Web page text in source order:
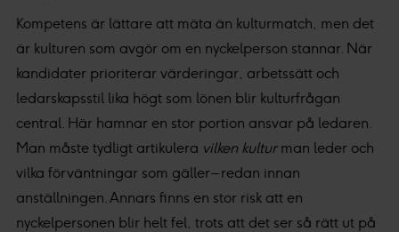
Kompetens är lättare att mäta än kulturmatch, men det
är kulturen som avgör om en nyckelperson stannar. När
kandidater prioriterar värderingar, arbetssätt och
ledarskapsstil lika högt som lönen blir kulturfrågan
central. Här hamnar en stor portion ansvar på ledaren.
Man måste tydligt artikulera vilken kulturman leder och
vilka förväntningar som gäller – redan innan
anställningen. Annars finns en stor risk att en
nyckelpersonen blir helt fel, trots att det ser så rätt ut på